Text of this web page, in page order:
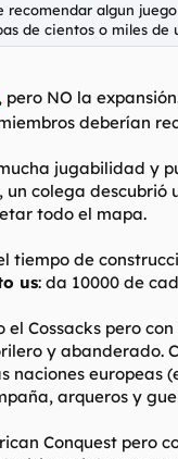
recomendar algun
de cientos o miles
, pero NO la
deberían
jugabilidad y
colega
todo el mapa.
tiempo de
us: da 10000 de
el Cossacks pero
y abanderado.
naciones
arqueros y
Conquest pero